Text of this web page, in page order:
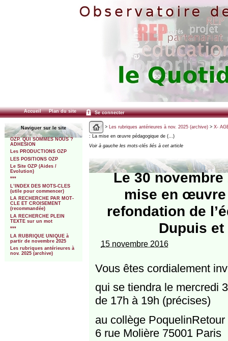
Accueil Plan du site Se connecter
Naviguer sur le site
OZP. QUI SOMMES NOUS ?
ADHESION
Les PRODUCTIONS OZP
LES POSITIONS OZP
Le Site OZP (Aides /
Evolution)
***
L’INDEX DES MOTS-CLES
(utile pour commencer)
LA RECHERCHE PAR MOT-
CLE ET CROISEMENT
(recommandée)
LA RECHERCHE PLEIN
TEXTE sur un mot
***
LA RUBRIQUE UNIQUE à
partir de novembre 2025
Les rubriques antérieures à
nov. 2025 (archive)
> Les rubriques antérieures à nov. 2025 (archive)> X-
: La mise en œuvre pédagogique de (…)
Voir à gauche les mots-clés liés à cet article
Le 30 novembre
mise en œuvre
refondation de
Dupuis et
15 novembre 2016
Vous êtes cordialement
qui se tiendra le mercredi
de 17h à 19h (précises)
au collège PoquelinRetour
6 rue Molière 75001 Paris